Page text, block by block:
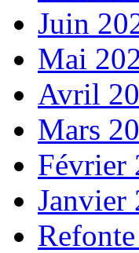
Juin
Mai
Avril
Mars
Février
Janvier